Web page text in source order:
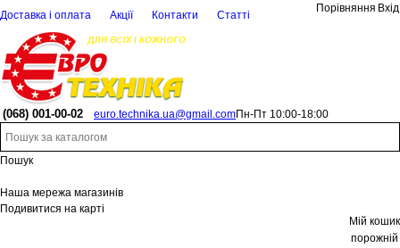
Доставка і оплата Акції Контакти Статті
Порівняння Вхід
(068) 001-00-02 euro.technika.ua@gmail.comПн-Пт 10:00-18:00
Пошук
Наша мережа магазинів
Подивитися на карті
Мій кошик
порожній